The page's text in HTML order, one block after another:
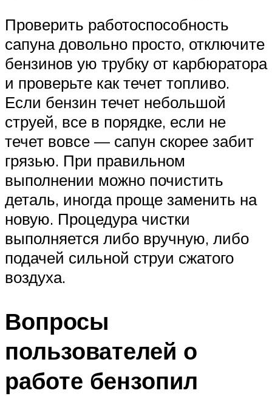
Проверить работоспособность
сапуна довольно просто, отключите
бензинов ую трубку от карбюратора
и проверьте как течет топливо.
Если бензин течет небольшой
струей, все в порядке, если не
течет вовсе — сапун скорее забит
грязью. При правильном
выполнении можно почистить
деталь, иногда проще заменить на
новую. Процедура чистки
выполняется либо вручную, либо
подачей сильной струи сжатого
воздуха.
Вопросы
пользователей о
работе бензопил